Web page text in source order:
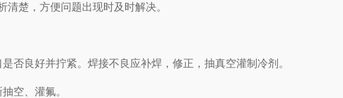
楚，方便问题出现时及时解决。
良好并拧紧。焊接不良应补焊，修正，抽真空灌制冷剂。
空、灌氟。